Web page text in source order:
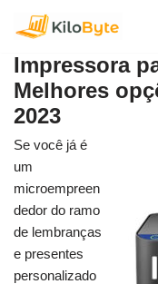
para
o
conteúdo
Impressora
Melhores
2023
Se você já é
um
microempreen
dedor do ramo
de lembranças
e presentes
personalizado